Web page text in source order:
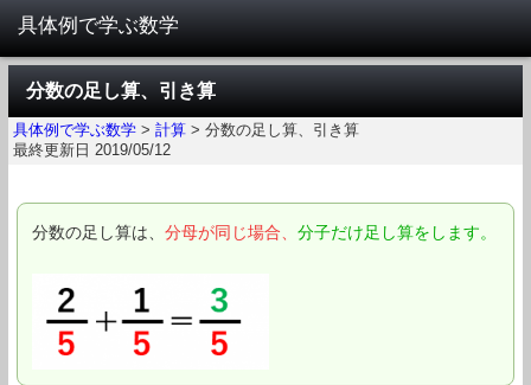
分数の足し算、引き算
具体例で学ぶ数学 > 計算 > 分数の足し算、引き算
最終更新日 2019/05/12
分数の足し算は、 分母が同じ場合、 分子だけ足し算をします。